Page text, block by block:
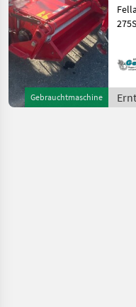
Gebrauchtmaschine